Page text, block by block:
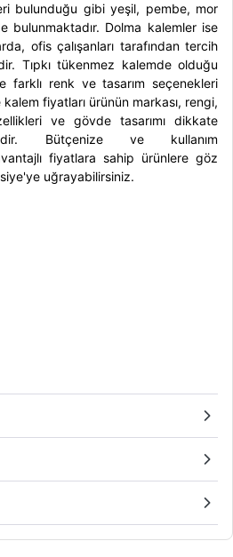
bulunduğu gibi yeşil, pembe, mor
bulunmaktadır. Dolma kalemler ise
ofis çalışanları tarafından tercih
Tıpkı tükenmez kalemde olduğu
farklı renk ve tasarım seçenekleri
kalem fiyatları ürünün markası, rengi,
ve gövde tasarımı dikkate
Bütçenize ve kullanım
fiyatlara sahip ürünlere göz
uğrayabilirsiniz.